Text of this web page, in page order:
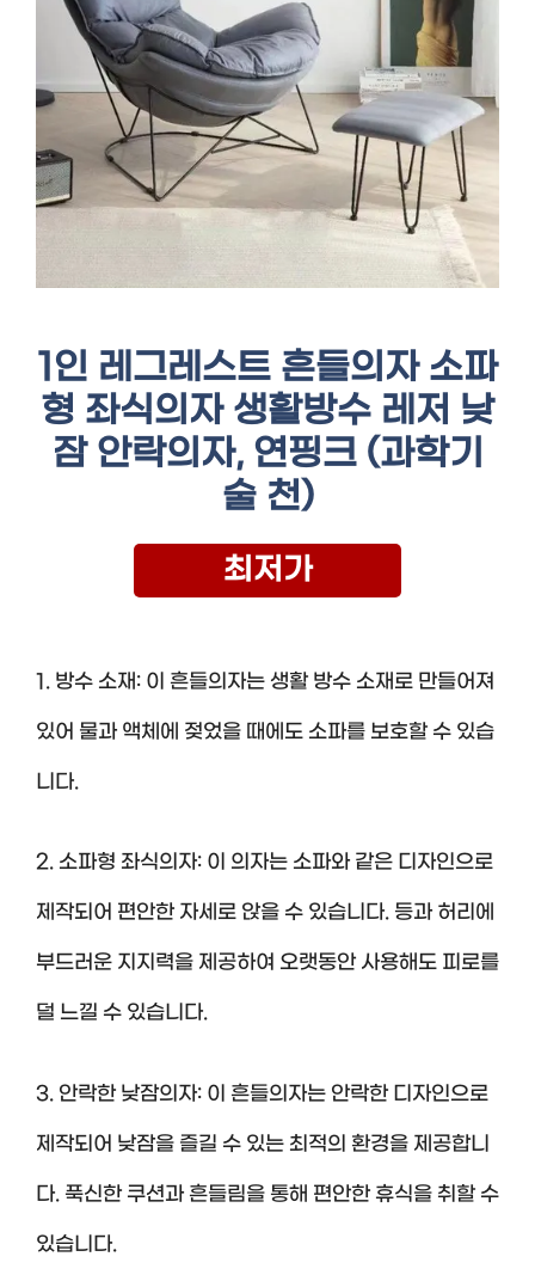
1인 레그레스트 흔들의자 소파
형 좌식의자 생활방수 레저 낮
잠 안락의자, 연핑크 (과학기
술 천)
최저가
1. 방수 소재: 이 흔들의자는 생활 방수 소재로 만들어져
있어 물과 액체에 젖었을 때에도 소파를 보호할 수 있습
니다.
2. 소파형 좌식의자: 이 의자는 소파와 같은 디자인으로
제작되어 편안한 자세로 앉을 수 있습니다. 등과 허리에
부드러운 지지력을 제공하여 오랫동안 사용해도 피로를
덜 느낄 수 있습니다.
3. 안락한 낮잠의자: 이 흔들의자는 안락한 디자인으로
제작되어 낮잠을 즐길 수 있는 최적의 환경을 제공합니
다. 푹신한 쿠션과 흔들림을 통해 편안한 휴식을 취할 수
있습니다.